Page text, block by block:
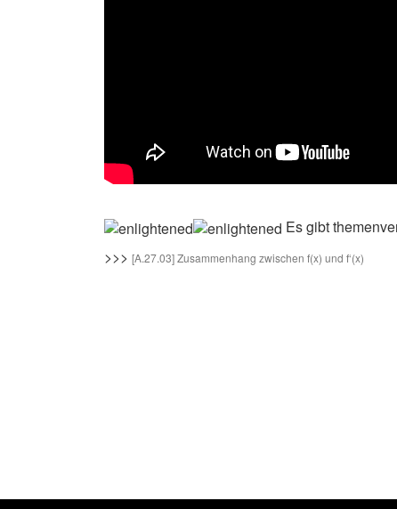
Es gibt
>>> [A.27.03] Zusammenhang zwischen f(x) und f‘(x)